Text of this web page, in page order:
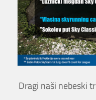
Dragi naši nebeski